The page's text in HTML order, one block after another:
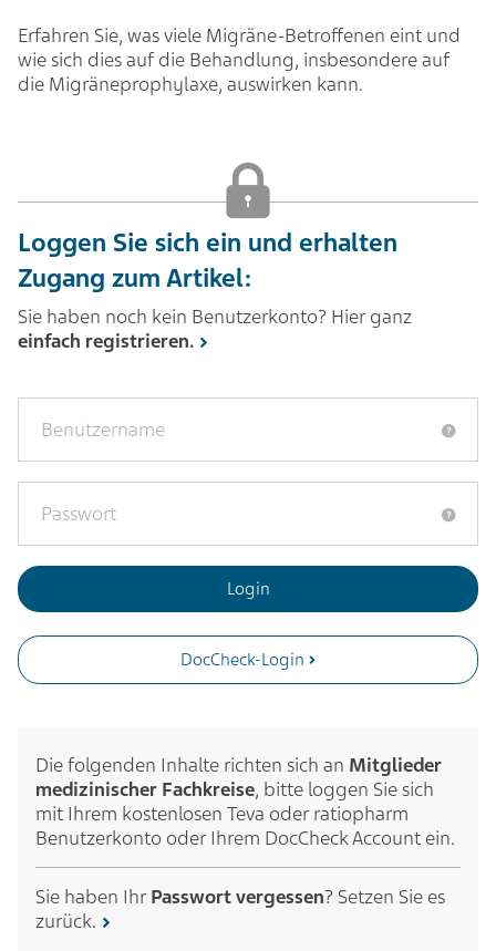
Erfahren Sie, was viele Migräne-Betroffenen eint und
wie sich dies auf die Behandlung, insbesondere auf
die Migräneprophylaxe, auswirken kann.
Loggen Sie sich ein und erhalten
Zugang zum Artikel:
Sie haben noch kein Benutzerkonto? Hier ganz
einfach registrieren.
DocCheck-Login
Die folgenden Inhalte richten sich an Mitglieder
medizinischer Fachkreise, bitte loggen Sie sich
mit Ihrem kostenlosen Teva oder ratiopharm
Benutzerkonto oder Ihrem DocCheck Account ein.
Sie haben Ihr Passwort vergessen? Setzen Sie es
zurück.